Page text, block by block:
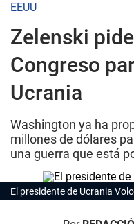
EEUU
Zelenski
Congreso
Ucrania
Washington ya ha
millones de dólares
una guerra que está
El presidente de Ucrania